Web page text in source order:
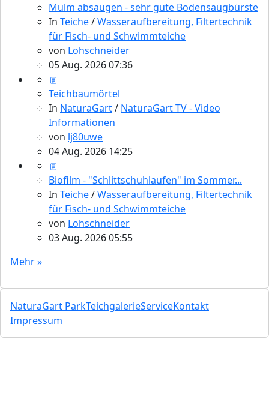
Mulm absaugen - sehr gute Bodensaugbürste
In Teiche/Wasseraufbereitung, Filtertechnik
für Fisch- und Schwimmteiche
von Lohschneider
05 Aug. 2026 07:36
Teichbaumörtel
In NaturaGart/ NaturaGart TV - Video
Informationen
von lj80uwe
04 Aug. 2026 14:25
Biofilm - "Schlittschuhlaufen" im Sommer...
In Teiche/Wasseraufbereitung, Filtertechnik
für Fisch- und Schwimmteiche
von Lohschneider
03 Aug. 2026 05:55
Mehr »
NaturaGart ParkTeichgalerieServiceKontakt
Impressum